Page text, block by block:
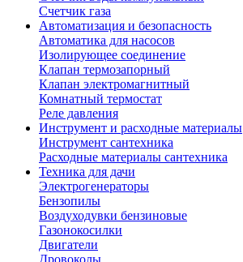
Счетчик газа
Автоматизация и безопасность
Автоматика для насосов
Изолирующее соединение
Клапан термозапорный
Клапан электромагнитный
Комнатный термостат
Реле давления
Инструмент и расходные материалы
Инструмент сантехника
Расходные материалы сантехника
Техника для дачи
Электрогенераторы
Бензопилы
Воздуходувки бензиновые
Газонокосилки
Двигатели
Дровоколы